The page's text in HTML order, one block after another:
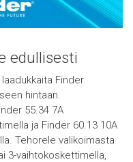
edullisesti
Finder
hintaan.
55.34 7A
ja Finder 60.13 10A
Tehorele valikoimasta
3-vaihtokoskettimella,